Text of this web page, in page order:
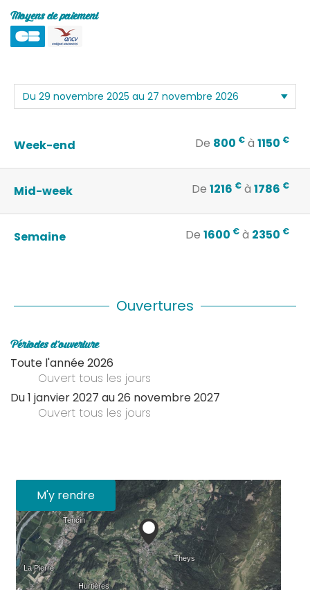
Moyens de paiement
Week-end De 800 € à 1150 €
Mid-week De 1216 € à 1786 €
Semaine De 1600 € à 2350 €
Ouvertures
Périodes d'ouverture
Toute l'année 2026
Ouvert tous les jours
Du1 janvier 2027 au26 novembre 2027
Ouvert tous les jours
M'y rendre